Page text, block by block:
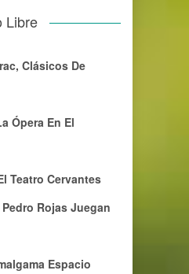
Libre
Clásicos De
Ópera En El
Teatro Cervantes
Rojas Juegan
Espacio